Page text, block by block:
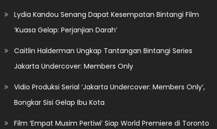
Lydia Kandou Senang Dapat Kesempatan Bintangi Film
‘Kuasa Gelap: Perjanjian Darah’
Caitlin Halderman Ungkap Tantangan Bintangi Series
Jakarta Undercover: Members Only
Vidio Produksi Serial ‘Jakarta Undercover: Members Only’,
Bongkar Sisi Gelap Ibu Kota
Film ‘Empat Musim Pertiwi’ Siap World Premiere di Toronto